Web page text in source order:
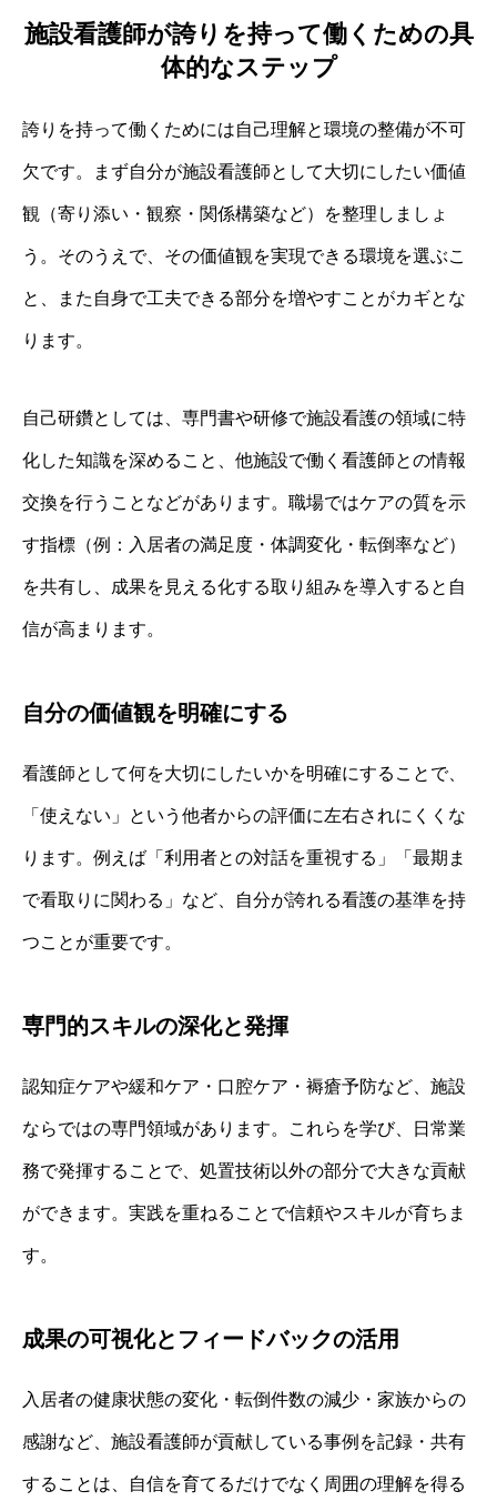
施設看護師が誇りを持って働くための具
体的なステップ
誇りを持って働くためには自己理解と環境の整備が不可
欠です。まず自分が施設看護師として大切にしたい価値
観（寄り添い・観察・関係構築など）を整理しましょ
う。そのうえで、その価値観を実現できる環境を選ぶこ
と、また自身で工夫できる部分を増やすことがカギとな
ります。
自己研鑽としては、専門書や研修で施設看護の領域に特
化した知識を深めること、他施設で働く看護師との情報
交換を行うことなどがあります。職場ではケアの質を示
す指標（例：入居者の満足度・体調変化・転倒率など）
を共有し、成果を見える化する取り組みを導入すると自
信が高まります。
自分の価値観を明確にする
看護師として何を大切にしたいかを明確にすることで、
「使えない」という他者からの評価に左右されにくくな
ります。例えば「利用者との対話を重視する」「最期ま
で看取りに関わる」など、自分が誇れる看護の基準を持
つことが重要です。
専門的スキルの深化と発揮
認知症ケアや緩和ケア・口腔ケア・褥瘡予防など、施設
ならではの専門領域があります。これらを学び、日常業
務で発揮することで、処置技術以外の部分で大きな貢献
ができます。実践を重ねることで信頼やスキルが育ちま
す。
成果の可視化とフィードバックの活用
入居者の健康状態の変化・転倒件数の減少・家族からの
感謝など、施設看護師が貢献している事例を記録・共有
することは、自信を育てるだけでなく周囲の理解を得る